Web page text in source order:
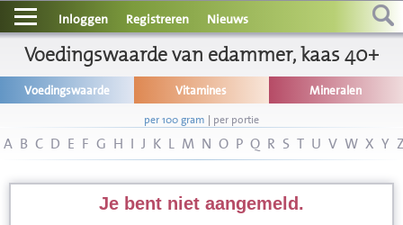
Contact
Informatie
Disclaimer
Inloggen Registreren Nieuws
Voedingswaarde van edammer, kaas 40+
Voedingswaarde Vitamines Mineralen
per 100 gram | per portie
A B C D E F G H I J K L M N O P Q R S T U V W X Y
Je bent niet aangemeld.